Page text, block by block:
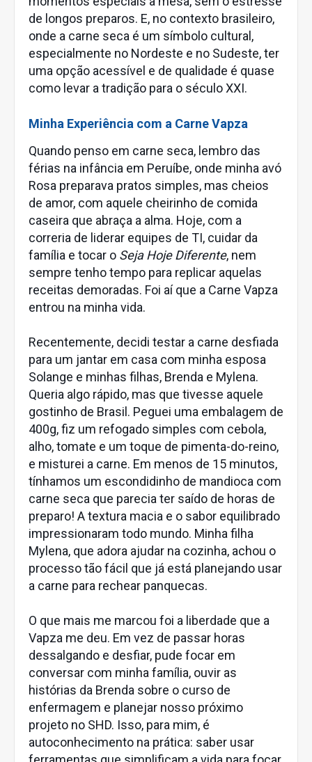
de longos preparos. E, no contexto brasileiro,
onde a carne seca é um símbolo cultural,
especialmente no Nordeste e no Sudeste, ter
uma opção acessível e de qualidade é quase
como levar a tradição para o século XXI.
Minha Experiência com a Carne Vapza
Quando penso em carne seca, lembro das
férias na infância em Peruíbe, onde minha avó
Rosa preparava pratos simples, mas cheios
de amor, com aquele cheirinho de comida
caseira que abraça a alma. Hoje, com a
correria de liderar equipes de TI, cuidar da
família e tocar o Seja Hoje Diferente, nem
sempre tenho tempo para replicar aquelas
receitas demoradas. Foi aí que a Carne Vapza
entrou na minha vida.
Recentemente, decidi testar a carne desfiada
para um jantar em casa com minha esposa
Solange e minhas filhas, Brenda e Mylena.
Queria algo rápido, mas que tivesse aquele
gostinho de Brasil. Peguei uma embalagem de
400g, fiz um refogado simples com cebola,
alho, tomate e um toque de pimenta-do-reino,
e misturei a carne. Em menos de 15 minutos,
tínhamos um escondidinho de mandioca com
carne seca que parecia ter saído de horas de
preparo! A textura macia e o sabor equilibrado
impressionaram todo mundo. Minha filha
Mylena, que adora ajudar na cozinha, achou o
processo tão fácil que já está planejando usar
a carne para rechear panquecas.
O que mais me marcou foi a liberdade que a
Vapza me deu. Em vez de passar horas
dessalgando e desfiar, pude focar em
conversar com minha família, ouvir as
histórias da Brenda sobre o curso de
enfermagem e planejar nosso próximo
projeto no SHD. Isso, para mim, é
autoconhecimento na prática: saber usar